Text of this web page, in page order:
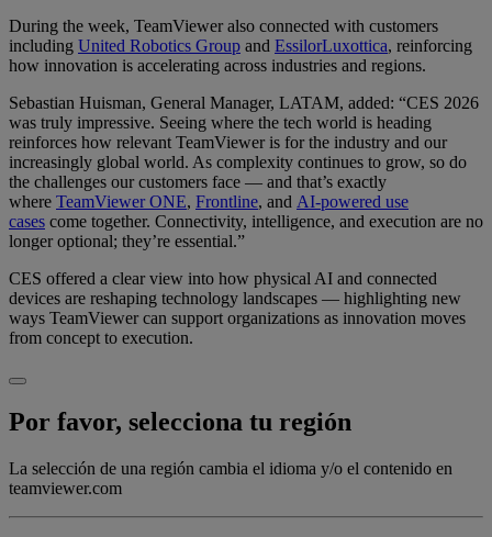
During the week, TeamViewer also connected with customers
including United Robotics Group and EssilorLuxottica, reinforcing
how innovation is accelerating across industries and regions.
Sebastian Huisman, General Manager, LATAM, added: “CES 2026
was truly impressive. Seeing where the tech world is heading
reinforces how relevant TeamViewer is for the industry and our
increasingly global world. As complexity continues to grow, so do
the challenges our customers face — and that’s exactly
where TeamViewer ONE, Frontline, and AI-powered use
cases come together. Connectivity, intelligence, and execution are no
longer optional; they’re essential.”
CES offered a clear view into how physical AI and connected
devices are reshaping technology landscapes — highlighting new
ways TeamViewer can support organizations as innovation moves
from concept to execution.
Por favor, selecciona tu región
La selección de una región cambia el idioma y/o el contenido en
teamviewer.com